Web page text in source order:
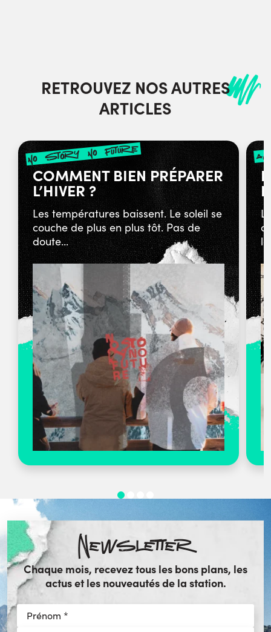
RETROUVEZ NOS AUTRES
ARTICLES
no story no future
COMMENT BIEN PRÉPARER
L’HIVER ?
Les températures baissent. Le soleil se
couche de plus en plus tôt. Pas de
doute...
Newsletter
Chaque mois, recevez tous les bons plans, les
actus et les nouveautés de la station.